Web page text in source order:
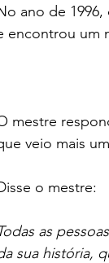
ano de
encontrou um
mestre
veio mais
o mestre:
as
sua história,